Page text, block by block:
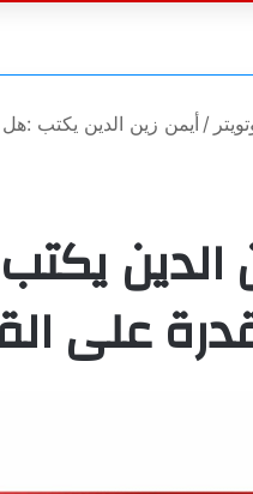
/ أيمن زين الدين يكتب
الدين
على